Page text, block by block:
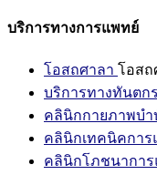
บริการทางการแพทย์
โอสถศาลา โอสถ
บริการทางทันตก
คลินิกกายภาพบำ
คลินิกเทคนิคการ
คลินิกโภชนากา